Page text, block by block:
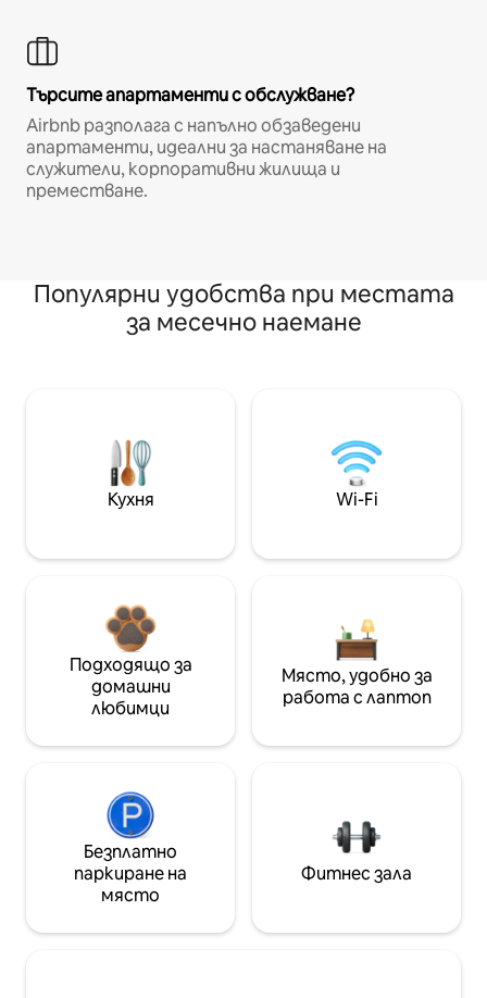
Търсите апартаменти с обслужване?
Airbnb разполага с напълно обзаведени
апартаменти, идеални за настаняване на
служители, корпоративни жилища и
преместване.
Популярни удобства при местата
за месечно наемане
Кухня Wi-Fi
Подходящо за
домашни
любимци
Място, удобно за
работа с лаптоп
Безплатно
паркиране на
място
Фитнес зала